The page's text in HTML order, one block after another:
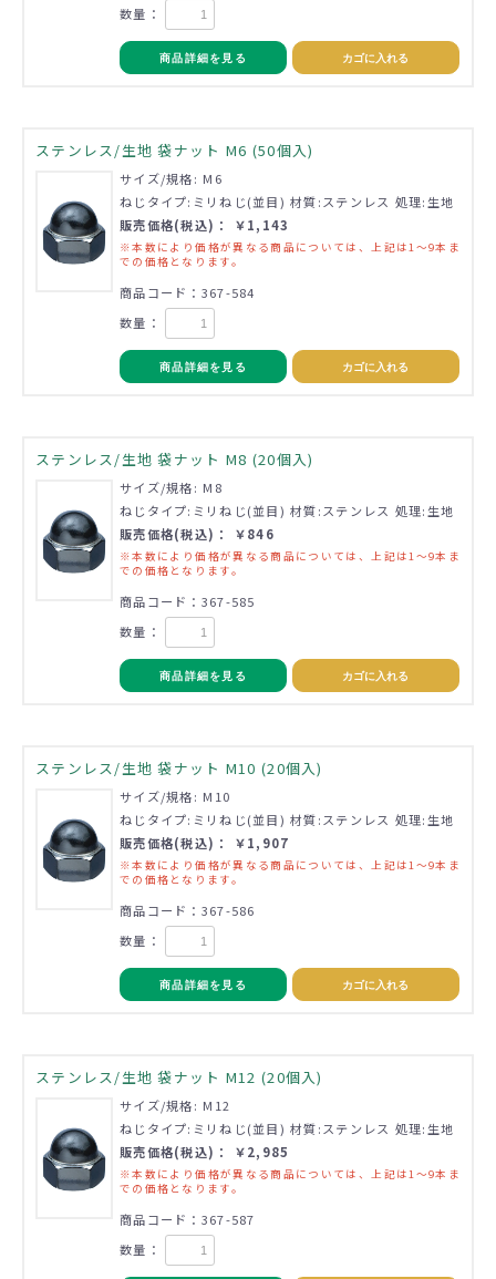
数量：
商品詳細を見る カゴに入れる
ステンレス/生地 袋ナット M6 (50個入)
サイズ/規格: M6
ねじタイプ:ミリねじ(並目) 材質:ステンレス 処理:生地
販売価格(税込)： ￥1,143
※本数により価格が異なる商品については、上記は1～9本ま
での価格となります。
商品コード：367-584
数量：
商品詳細を見る カゴに入れる
ステンレス/生地 袋ナット M8 (20個入)
サイズ/規格: M8
ねじタイプ:ミリねじ(並目) 材質:ステンレス 処理:生地
販売価格(税込)： ￥846
※本数により価格が異なる商品については、上記は1～9本ま
での価格となります。
商品コード：367-585
数量：
商品詳細を見る カゴに入れる
ステンレス/生地 袋ナット M10 (20個入)
サイズ/規格: M10
ねじタイプ:ミリねじ(並目) 材質:ステンレス 処理:生地
販売価格(税込)： ￥1,907
※本数により価格が異なる商品については、上記は1～9本ま
での価格となります。
商品コード：367-586
数量：
商品詳細を見る カゴに入れる
ステンレス/生地 袋ナット M12 (20個入)
サイズ/規格: M12
ねじタイプ:ミリねじ(並目) 材質:ステンレス 処理:生地
販売価格(税込)： ￥2,985
※本数により価格が異なる商品については、上記は1～9本ま
での価格となります。
商品コード：367-587
数量：